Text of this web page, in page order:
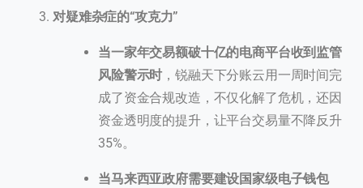
对疑难杂症的“攻克力”
当一家年交易额破十亿的电商平台收到监管
风险警示时 ，锐融天下分账云用一周时间完
成了资金合规改造，不仅化解了危机，还因
资金透明度的提升，让平台交易量不降反升
35%。
当马来西亚政府需要建设国家级电子钱包